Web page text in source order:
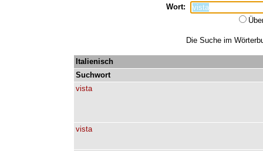
Wort:
Die Suche im
Italienisch
Suchwort
vista
vista